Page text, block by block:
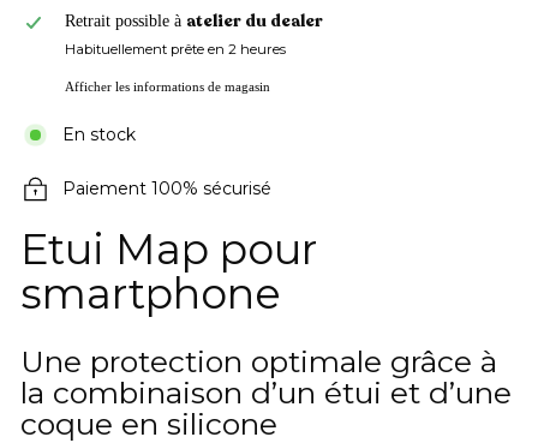
Retrait possible à atelier du dealer
Habituellement prête en 2 heures
Afficher les informations de magasin
En stock
Paiement 100% sécurisé
Etui Map pour
smartphone
Une protection optimale grâce à
la combinaison d’un étui et d’une
coque en silicone